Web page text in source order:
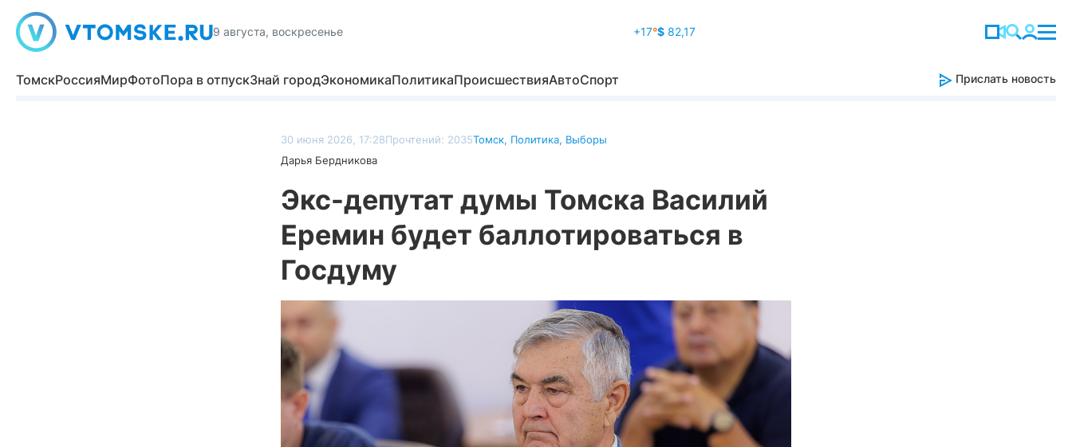
9 августа, воскресенье +17°$82,17
ТомскРоссияМирФотоПора в отпускЗнай городЭкономикаПолитикаПроисшествияАвтоСпорт Прислать новость
30 июня 2026, 17:28Прочтений: 2035Томск, Политика, Выборы
Дарья Бердникова
Экс-депутат думы Томска Василий
Еремин будет баллотироваться в
Госдуму